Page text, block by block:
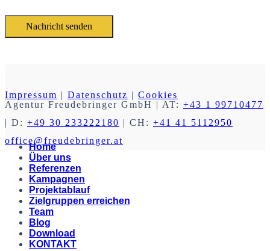
Impressum | Datenschutz | Cookies
Agentur Freudebringer GmbH | AT: +43 1 99710477
| D: +49 30 233222180 | CH: +41 41 5112950
office@freudebringer.at
Home
Über uns
Referenzen
Kampagnen
Projektablauf
Zielgruppen erreichen
Team
Blog
Download
KONTAKT